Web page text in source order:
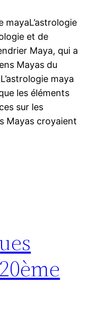
mayaL’astrologie
et de
Maya, qui a
Mayas du
maya
les éléments
sur les
Mayas croyaient